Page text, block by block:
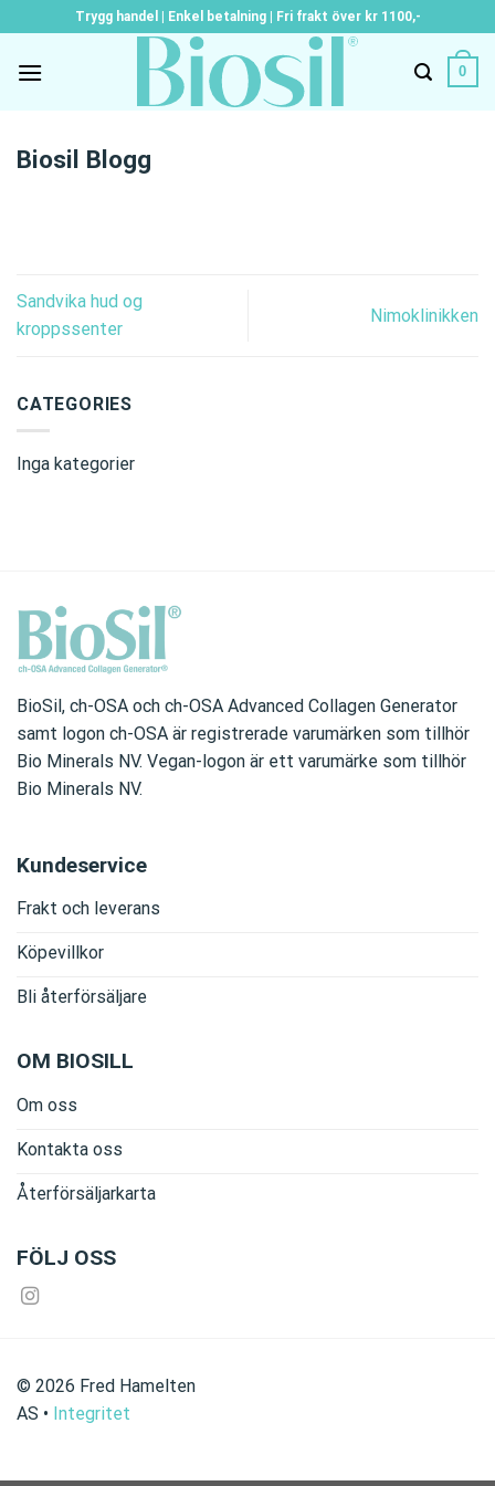
to
content
Trygg handel | Enkel betalning | Fri frakt över kr 1100,-
0
Biosil Blogg
Sandvika hud og
kroppssenter
Nimoklinikken
CATEGORIES
Inga kategorier
BioSil, ch-OSA och ch-OSA Advanced Collagen Generator
samt logon ch-OSA är registrerade varumärken som tillhör
Bio Minerals NV. Vegan-logon är ett varumärke som tillhör
Bio Minerals NV.
Kundeservice
Frakt och leverans
Köpevillkor
Bli återförsäljare
OM BIOSILL
Om oss
Kontakta oss
Återförsäljarkarta
FÖLJ OSS
© 2026 Fred Hamelten
AS • Integritet